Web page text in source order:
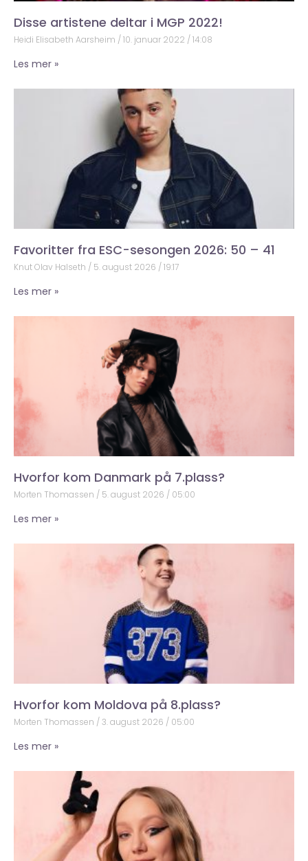
Disse artistene deltar i MGP 2022!
Heidi Elisabeth Aarsheim 10. januar 2022 14:08
Les mer »
Favoritter fra ESC-sesongen 2026: 50 – 41
Knut Olav Halseth 5. august 2026 19:17
Les mer »
Hvorfor kom Danmark på 7.plass?
Morten Thomassen 5. august 2026 05:00
Les mer »
Hvorfor kom Moldova på 8.plass?
Morten Thomassen 3. august 2026 05:00
Les mer »